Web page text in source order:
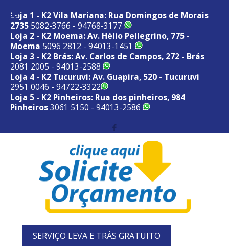
Loja 1 - K2 Vila Mariana: Rua Domingos de Morais
2735 5082-3766 - 94768-3177
Loja 2 - K2 Moema: Av. Hélio Pellegrino, 775 -
Moema 5096 2812 - 94013-1451
Loja 3 - K2 Brás: Av. Carlos de Campos, 272 - Brás
2081 2005 - 94013-2588
Loja 4 - K2 Tucuruvi: Av. Guapira, 520 - Tucuruvi
2951 0046 - 94722-3322
Loja 5 - K2 Pinheiros: Rua dos pinheiros, 984
Pinheiros3061 5150 - 94013-2586
SERVIÇO LEVA E TRÁS GRATUITO